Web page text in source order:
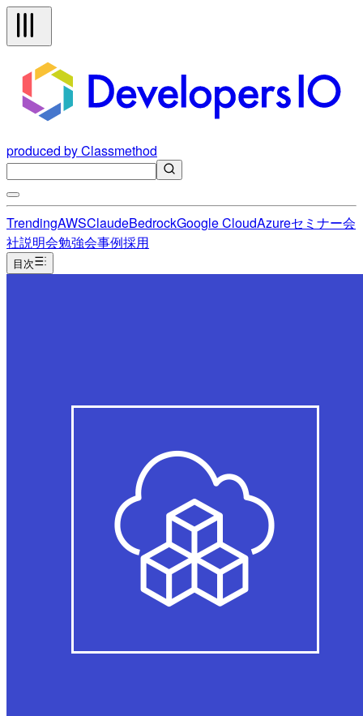
produced by Classmethod
TrendingAWSClaudeBedrockGoogle CloudAzureセミナー会
社説明会勉強会事例採用
目次